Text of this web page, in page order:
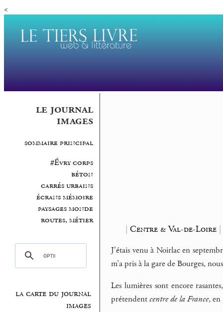
<
le journal
images
sommaire principal
#Évry corps
béton
carrés urbains
écrans mémoire
paysages monde
routes, métier
la carte du journal
images
| Centre & Val-de-Loire|
J’étais venu à Noirlac en
m’a pris à la gare de Bourges,
Les lumières sont encore
prétendentcentre de la France, en